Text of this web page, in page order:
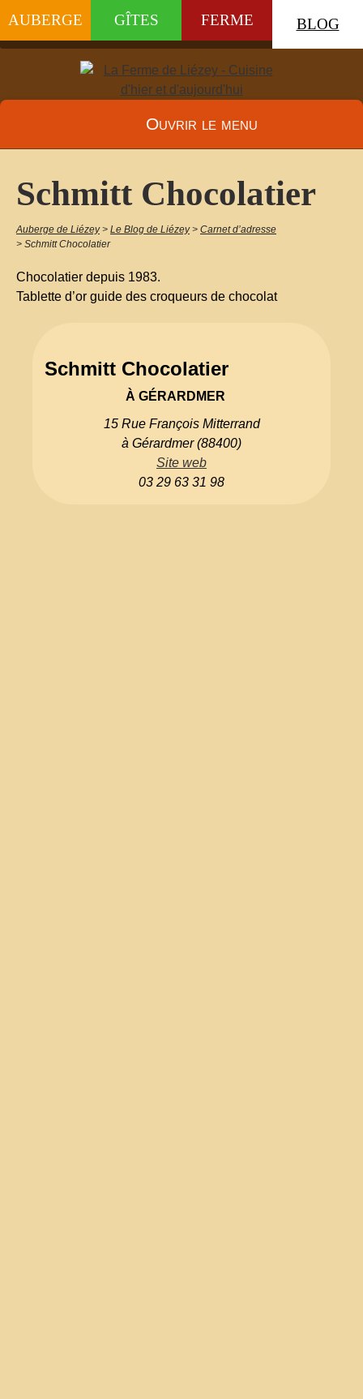
AUBERGE GÎTES FERME BLOG
Ouvrir le menu
Schmitt Chocolatier
Auberge de Liézey > Le Blog de Liézey > Carnet d’adresse
> Schmitt Chocolatier
Chocolatier depuis 1983.
Tablette d’or guide des croqueurs de chocolat
Schmitt Chocolatier
À GÉRARDMER
15 Rue François Mitterrand
à Gérardmer (88400)
Site web
03 29 63 31 98